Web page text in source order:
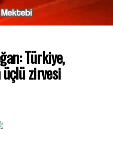
Türkiye,
zirvesi